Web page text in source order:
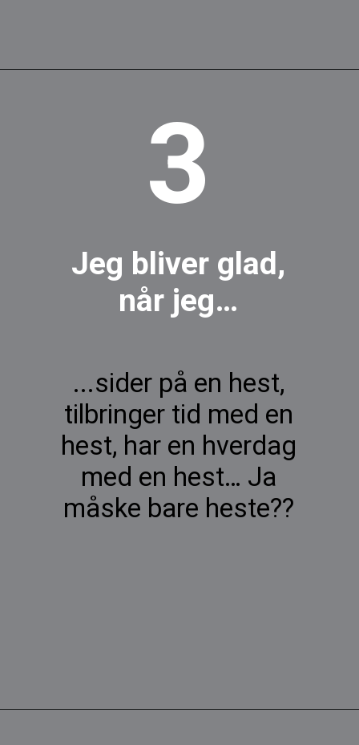
...sider på en hest,
tilbringer tid med en
hest, har en hverdag
med en hest… Ja
måske bare heste??
Jeg bliver glad,
når jeg…
3